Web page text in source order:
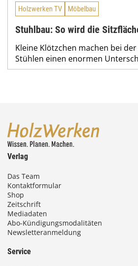
Holzwerken TV Möbelbau
Stuhlbau: So wird die
Kleine Klötzchen machen bei
Stühlen einen enormen
Verlag
Das Team
Kontaktformular
Shop
Zeitschrift
Mediadaten
Abo-Kündigungsmodalitäten
Newsletteranmeldung
Service